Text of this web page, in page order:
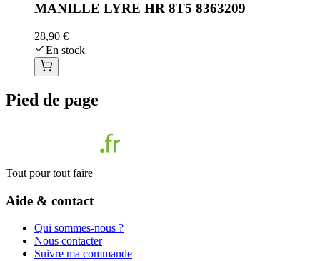
MANILLE LYRE HR 8T5 8363209
28,90 €
En stock
Pied de page
Tout pour tout faire
Aide & contact
Qui sommes-nous ?
Nous contacter
Suivre ma commande